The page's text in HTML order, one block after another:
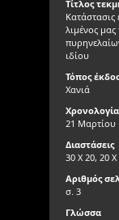
Τίτλος
λιμένος
ιδίου
Τόπος
Χανιά
Χρονολογία
21 Μαρτίου
Διαστάσεις
30 Χ 20, 20 Χ
Αριθμός
σ. 3
Γλώσσα